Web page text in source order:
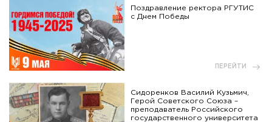
Поздравление ректора РГУТИС
с Днем Победы
ПЕРЕЙТИ
Сидоренков Василий Кузьмич,
Герой Советского Союза –
преподаватель Российского
государственного университета